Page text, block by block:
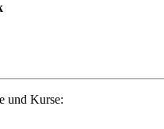
und Kurse: